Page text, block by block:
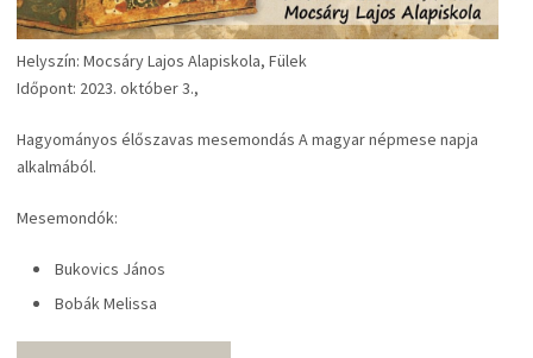
Helyszín: Mocsáry Lajos Alapiskola, Fülek
Időpont: 2023. október 3.,
Hagyományos élőszavas mesemondás A magyar népmese napja
alkalmából.
Mesemondók:
Bukovics János
Bobák Melissa